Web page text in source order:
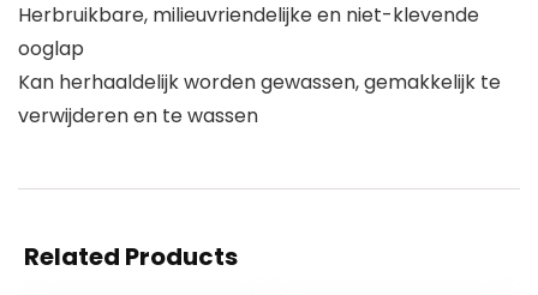
Herbruikbare, milieuvriendelijke en niet-klevende
ooglap
Kan herhaaldelijk worden gewassen, gemakkelijk te
verwijderen en te wassen
Related Products